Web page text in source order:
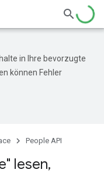
in Ihre bevorzugte
können Fehler
People API
lesen,